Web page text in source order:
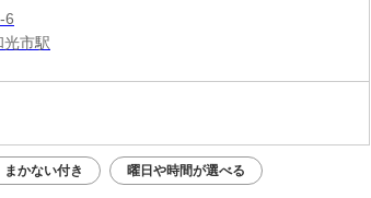
市駅
まかない付き 曜日や時間が選べる